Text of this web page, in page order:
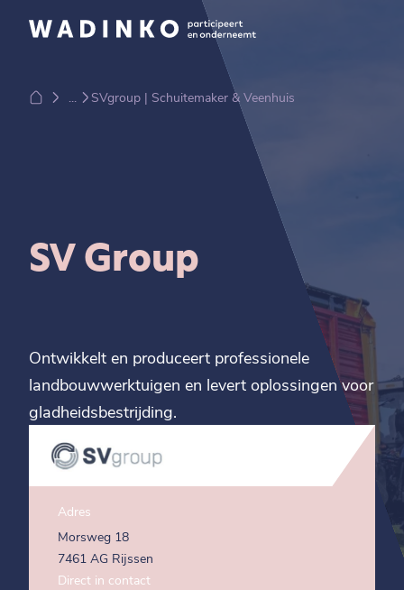
... SVgroup | Schuitemaker & Veenhuis
SV Group
Ontwikkelt en produceert professionele
landbouwwerktuigen en levert oplossingen voor
gladheidsbestrijding.
Adres
Morsweg 18
7461 AG Rijssen
Direct in contact